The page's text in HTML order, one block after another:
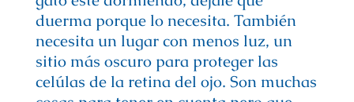
duerma porque lo necesita. También
necesita un lugar con menos luz, un
sitio más oscuro para proteger las
celúlas de la retina del ojo. Son muchas